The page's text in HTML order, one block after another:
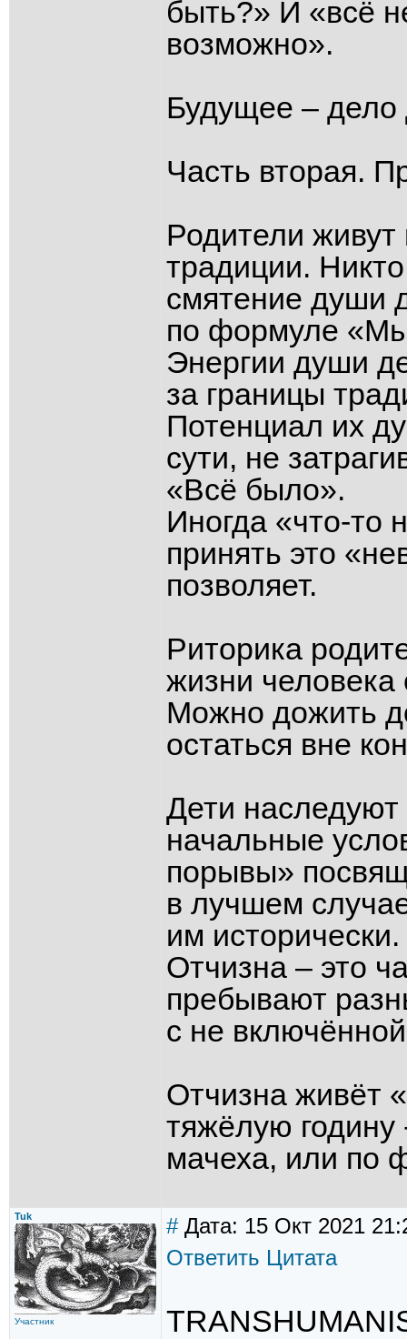
быть?» И «всё
возможно».
Будущее – дело
Часть вторая.
Родители
традиции.
смятение души
по формуле
Энергии души
за границы
Потенциал их
сути, не
«Всё было».
Иногда «что-то
принять это
позволяет.
Риторика
жизни человека
Можно дожить
остаться вне
Дети
начальные
порывы»
в лучшем
им исторически.
Отчизна – это
пребывают
с не
Отчизна живёт
тяжёлую годину
мачеха, или по
Tuk
Участник
#Дата: 15 Окт 2021
Ответить Цитата